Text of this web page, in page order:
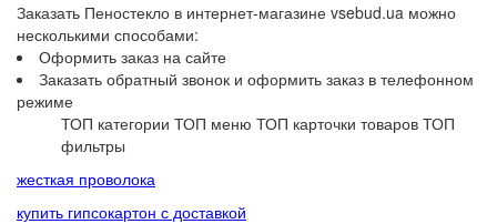
Заказать Пеностекло в интернет-магазине vsebud.ua можно
несколькими способами:
Оформить заказ на сайте
Заказать обратный звонок и оформить заказ в телефонном
режиме
ТОП категории ТОП меню ТОП карточки товаров ТОП
фильтры
жесткая проволока
купить гипсокартон с доставкой